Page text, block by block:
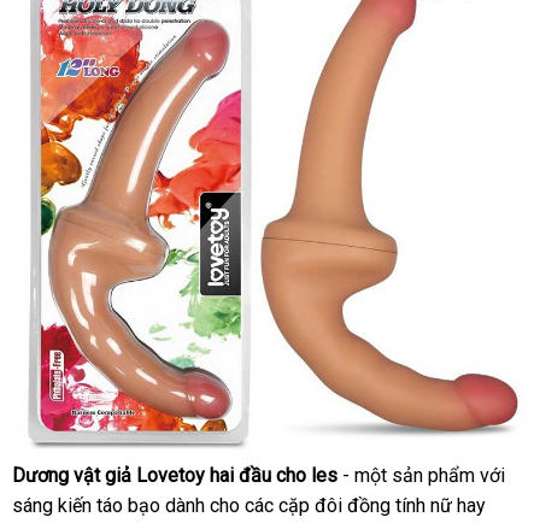
Dương vật giả Lovetoy hai đầu cho les - một sản phẩm theo
yêu
với
sáng kiến táo bạo dành cho miễn
các cặp đôi đồng tính nữ hay